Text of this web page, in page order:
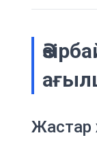
Жастар